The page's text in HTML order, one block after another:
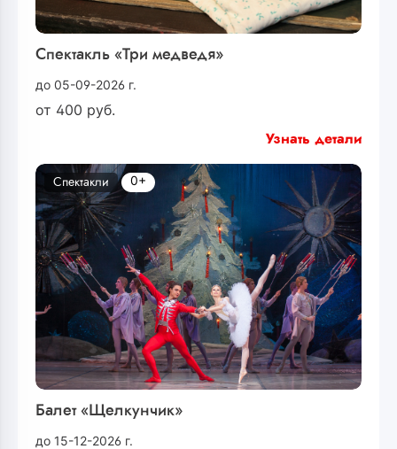
Спектакль «Три медведя»
до 05-09-2026 г.
от 400 руб.
Узнать детали
Балет «Щелкунчик»
до 15-12-2026 г.
Спектакли 0+